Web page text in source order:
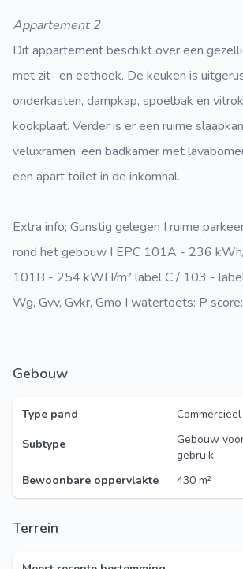
Appartement 2
Dit appartement beschikt over een
met zit- en eethoek. De keuken is
onderkasten, dampkap, spoelbak en
kookplaat. Verder is er een ruime
veluxramen, een badkamer met
een apart toilet in de inkomhal.
Extra info; Gunstig gelegen I ruime
rond het gebouw I EPC 101A - 236
101B - 254 kWH/m² label C / 103 -
Wg, Gvv, Gvkr, Gmo I watertoets: P
Gebouw
Type pand
Commercieel
Subtype
Gebouw
gebruik
Bewoonbare oppervlakte
430 m²
Terrein